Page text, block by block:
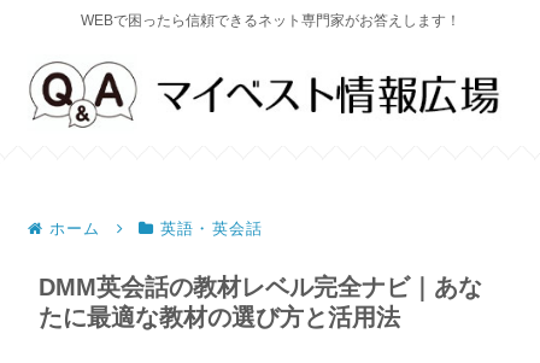
WEBで困ったら信頼できるネット専門家がお答えします！
ホーム 英語・英会話
DMM英会話の教材レベル完全ナビ｜あな
たに最適な教材の選び方と活用法